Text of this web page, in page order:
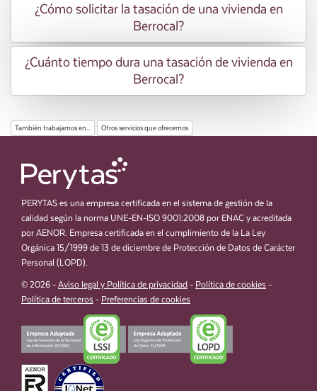
¿Cómo solicitar la tasación de una vivienda en
Berrocal?
¿Cuánto tiempo dura una tasación de vivienda en
Berrocal?
También trabajamos en... Otros servicios que ofrecemos
PERYTAS es una empresa certificada en el sistema de gestión de la
calidad según la norma UNE-EN-ISO 9001:2008 por ENAC y acreditada
por AENOR. Empresa certificada en el cumplimiento de la La Ley
Orgánica 15/1999 de 13 de diciembre de Protección de Datos de Carácter
Personal (LOPD).
© 2026 - Aviso legal y Política de privacidad - Política de cookies -
Política de terceros - Preferencias de cookies